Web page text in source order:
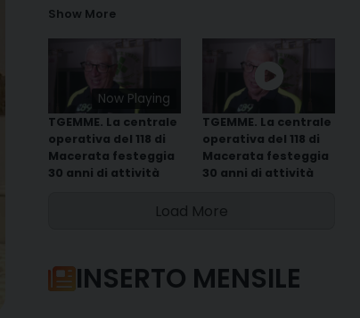
Show More
Now Playing
TGEMME. La centrale
operativa del 118 di
Macerata festeggia
30 anni di attività
TGEMME. La centrale
operativa del 118 di
Macerata festeggia
30 anni di attività
Load More
INSERTO MENSILE